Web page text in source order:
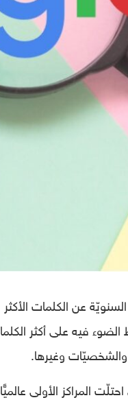
الضوء فيه على أكثر
والشخصيّات وغيرها.
المراكز الأولى